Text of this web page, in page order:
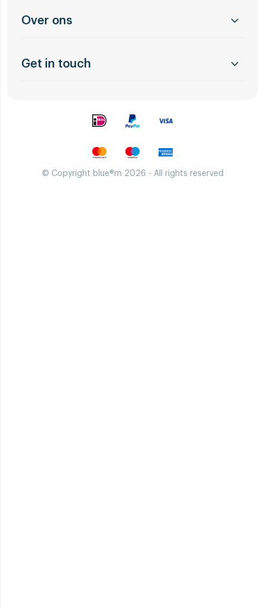
Over ons
Get in touch
© Copyright blue®m 2026 - All rights reserved